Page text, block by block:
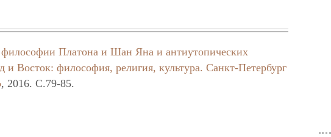
Платона и Шан Яна и антиутопических
и Восток: философия, религия, культура. Санкт-Петербург
, 2016. C.79-85.